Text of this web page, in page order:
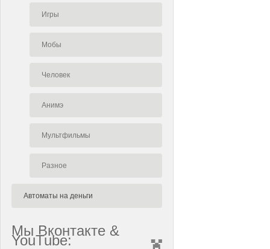
Игры
Мобы
Человек
Анимэ
Мультфильмы
Разное
Автоматы на деньги
Мы Вконтакте &
YouTube: